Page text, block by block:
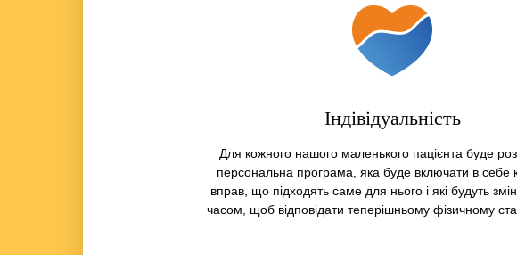
Індівідуальність
Для кожного нашого маленького пацієнта буде
персональна програма, яка буде включати в себе
вправ, що підходять саме для нього і які будуть
часом, щоб відповідати теперішньому фізичному